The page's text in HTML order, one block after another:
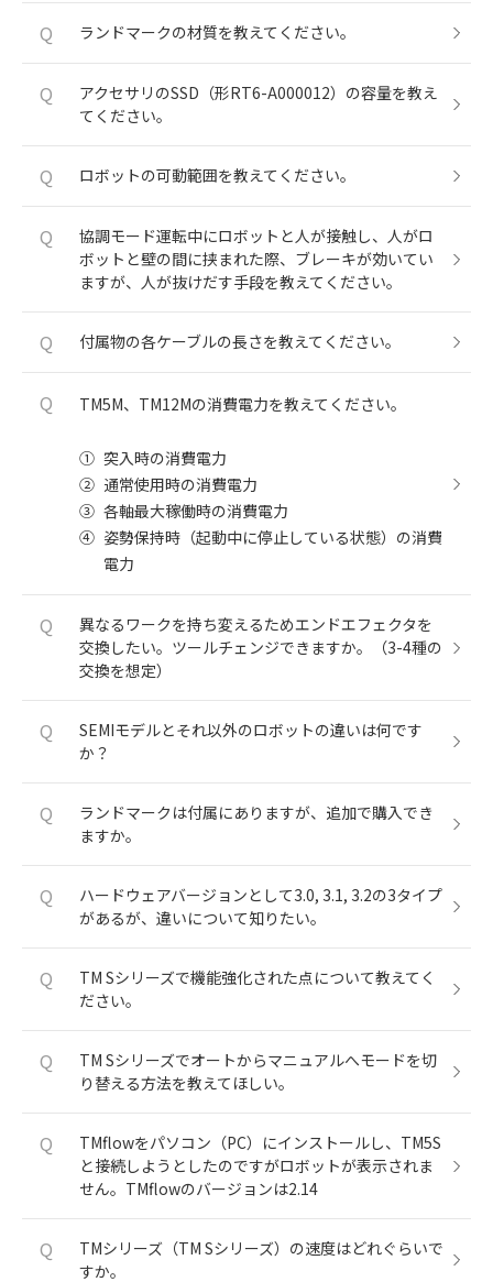
Q ランドマークの材質を教えてください。
Q
アクセサリのSSD（形RT6-A000012）の容量を教え
てください。
Q ロボットの可動範囲を教えてください。
Q
協調モード運転中にロボットと人が接触し、人がロ
ボットと壁の間に挟まれた際、ブレーキが効いてい
ますが、人が抜けだす手段を教えてください。
Q 付属物の各ケーブルの長さを教えてください。
Q TM5M、TM12Mの消費電力を教えてください。
① 突入時の消費電力
② 通常使用時の消費電力
③ 各軸最大稼働時の消費電力
④ 姿勢保持時（起動中に停止している状態）の消費
電力
Q
異なるワークを持ち変えるためエンドエフェクタを
交換したい。ツールチェンジできますか。（3-4種の
交換を想定）
Q
SEMIモデルとそれ以外のロボットの違いは何です
か？
Q
ランドマークは付属にありますが、追加で購入でき
ますか。
Q
ハードウェアバージョンとして3.0, 3.1, 3.2の3タイプ
があるが、違いについて知りたい。
Q
TM Sシリーズで機能強化された点について教えてく
ださい。
Q
TM Sシリーズでオートからマニュアルへモードを切
り替える方法を教えてほしい。
Q
TMflowをパソコン（PC）にインストールし、TM5S
と接続しようとしたのですがロボットが表示されま
せん。TMflowのバージョンは2.14
Q
TMシリーズ（TM Sシリーズ）の速度はどれぐらいで
すか。